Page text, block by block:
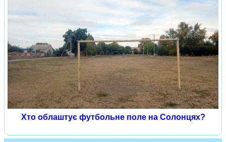
Хто облаштує футбольне поле на Солонцях?